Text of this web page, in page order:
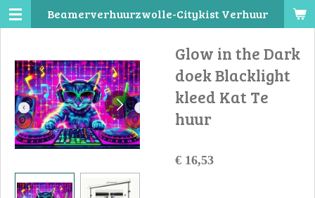
Ga
de
hoofdinhoud
Beamerverhuurzwolle-Citykist Verhuur
Glow in the Dark
doek Blacklight
kleed Kat Te
huur
€ 16,53